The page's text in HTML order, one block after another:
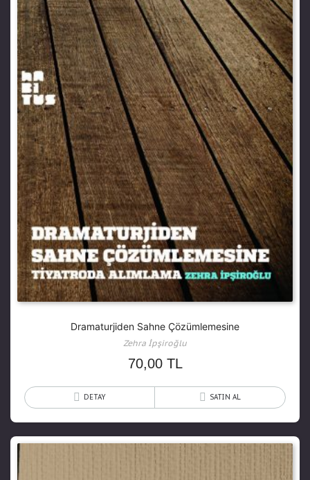
Dramaturjiden Sahne Çözümlemesine
Zehra İpşiroğlu
70,00 TL
DETAY SATIN AL